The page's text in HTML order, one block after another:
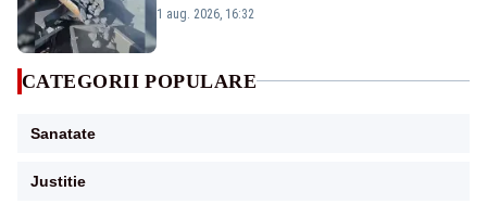
pasează vina în plină criză energetică
1 aug. 2026, 16:32
CATEGORII POPULARE
Sanatate
Justitie